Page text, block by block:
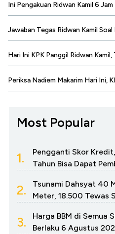
Ini Pengakuan Ridwan Kamil 6
Jawaban Tegas Ridwan Kamil
Hari Ini KPK Panggil Ridwan
Periksa Nadiem Makarim Hari Ini,
Most Popular
1.
Pengganti Skor
Tahun Bisa Dapat
2.
Tsunami Dahsyat 40
Meter, 18.500 Tewas
3.
Harga BBM di Semua
Berlaku 6 Agustus